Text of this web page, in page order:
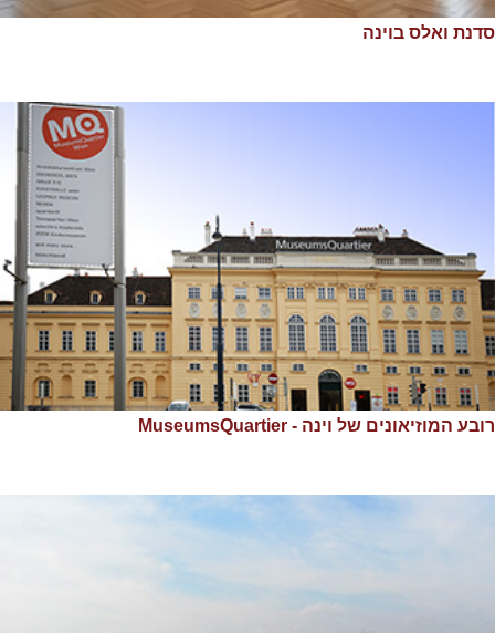
סדנת ואלס בוינה
רובע המוזיאונים של וינה - MuseumsQuartier